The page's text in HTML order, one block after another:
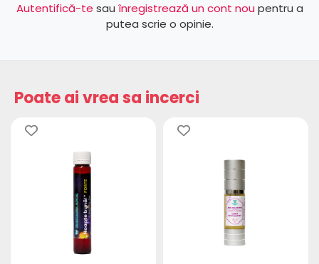
Autentifică-te sau înregistrează un cont nou pentru a
putea scrie o opinie.
Poate ai vrea sa incerci